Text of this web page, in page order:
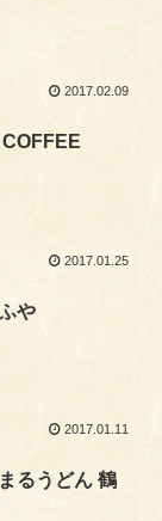
2017.02.09
2017.01.25
や
2017.01.11
るうどん 鶴